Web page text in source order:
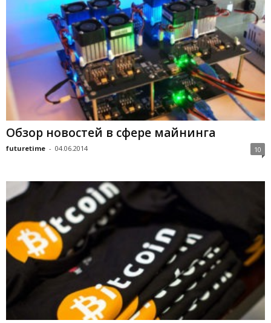
Обзор новостей в сфере майнинга
futuretime - 04.06.2014 10